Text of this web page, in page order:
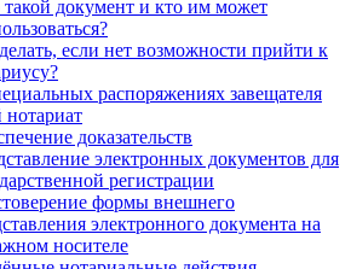
такой документ и кто им может
если нет возможности прийти к
распоряжениях завещателя
доказательств
электронных документов для
регистрации
формы внешнего
электронного документа на
носителе